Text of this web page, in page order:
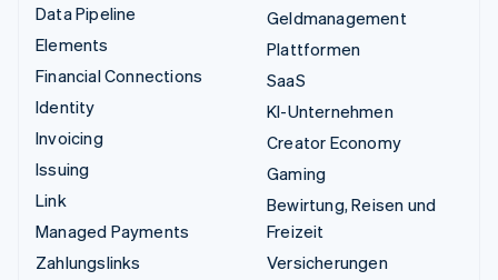
Data Pipeline
Elements
Financial Connections
Identity
Invoicing
Issuing
Link
Managed Payments
Zahlungslinks
Geldmanagement
Plattformen
SaaS
KI-Unternehmen
Creator Economy
Gaming
Bewirtung, Reisen und
Freizeit
Versicherungen